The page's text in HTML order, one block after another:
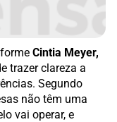
Cintia Meyer,
trazer clareza a
Segundo
não têm uma
vai operar, e